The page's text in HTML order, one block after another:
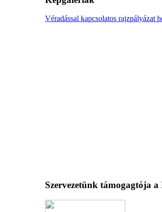
Véradással kapcsolatos rajzpályázat
Szervezetünk támogagtója